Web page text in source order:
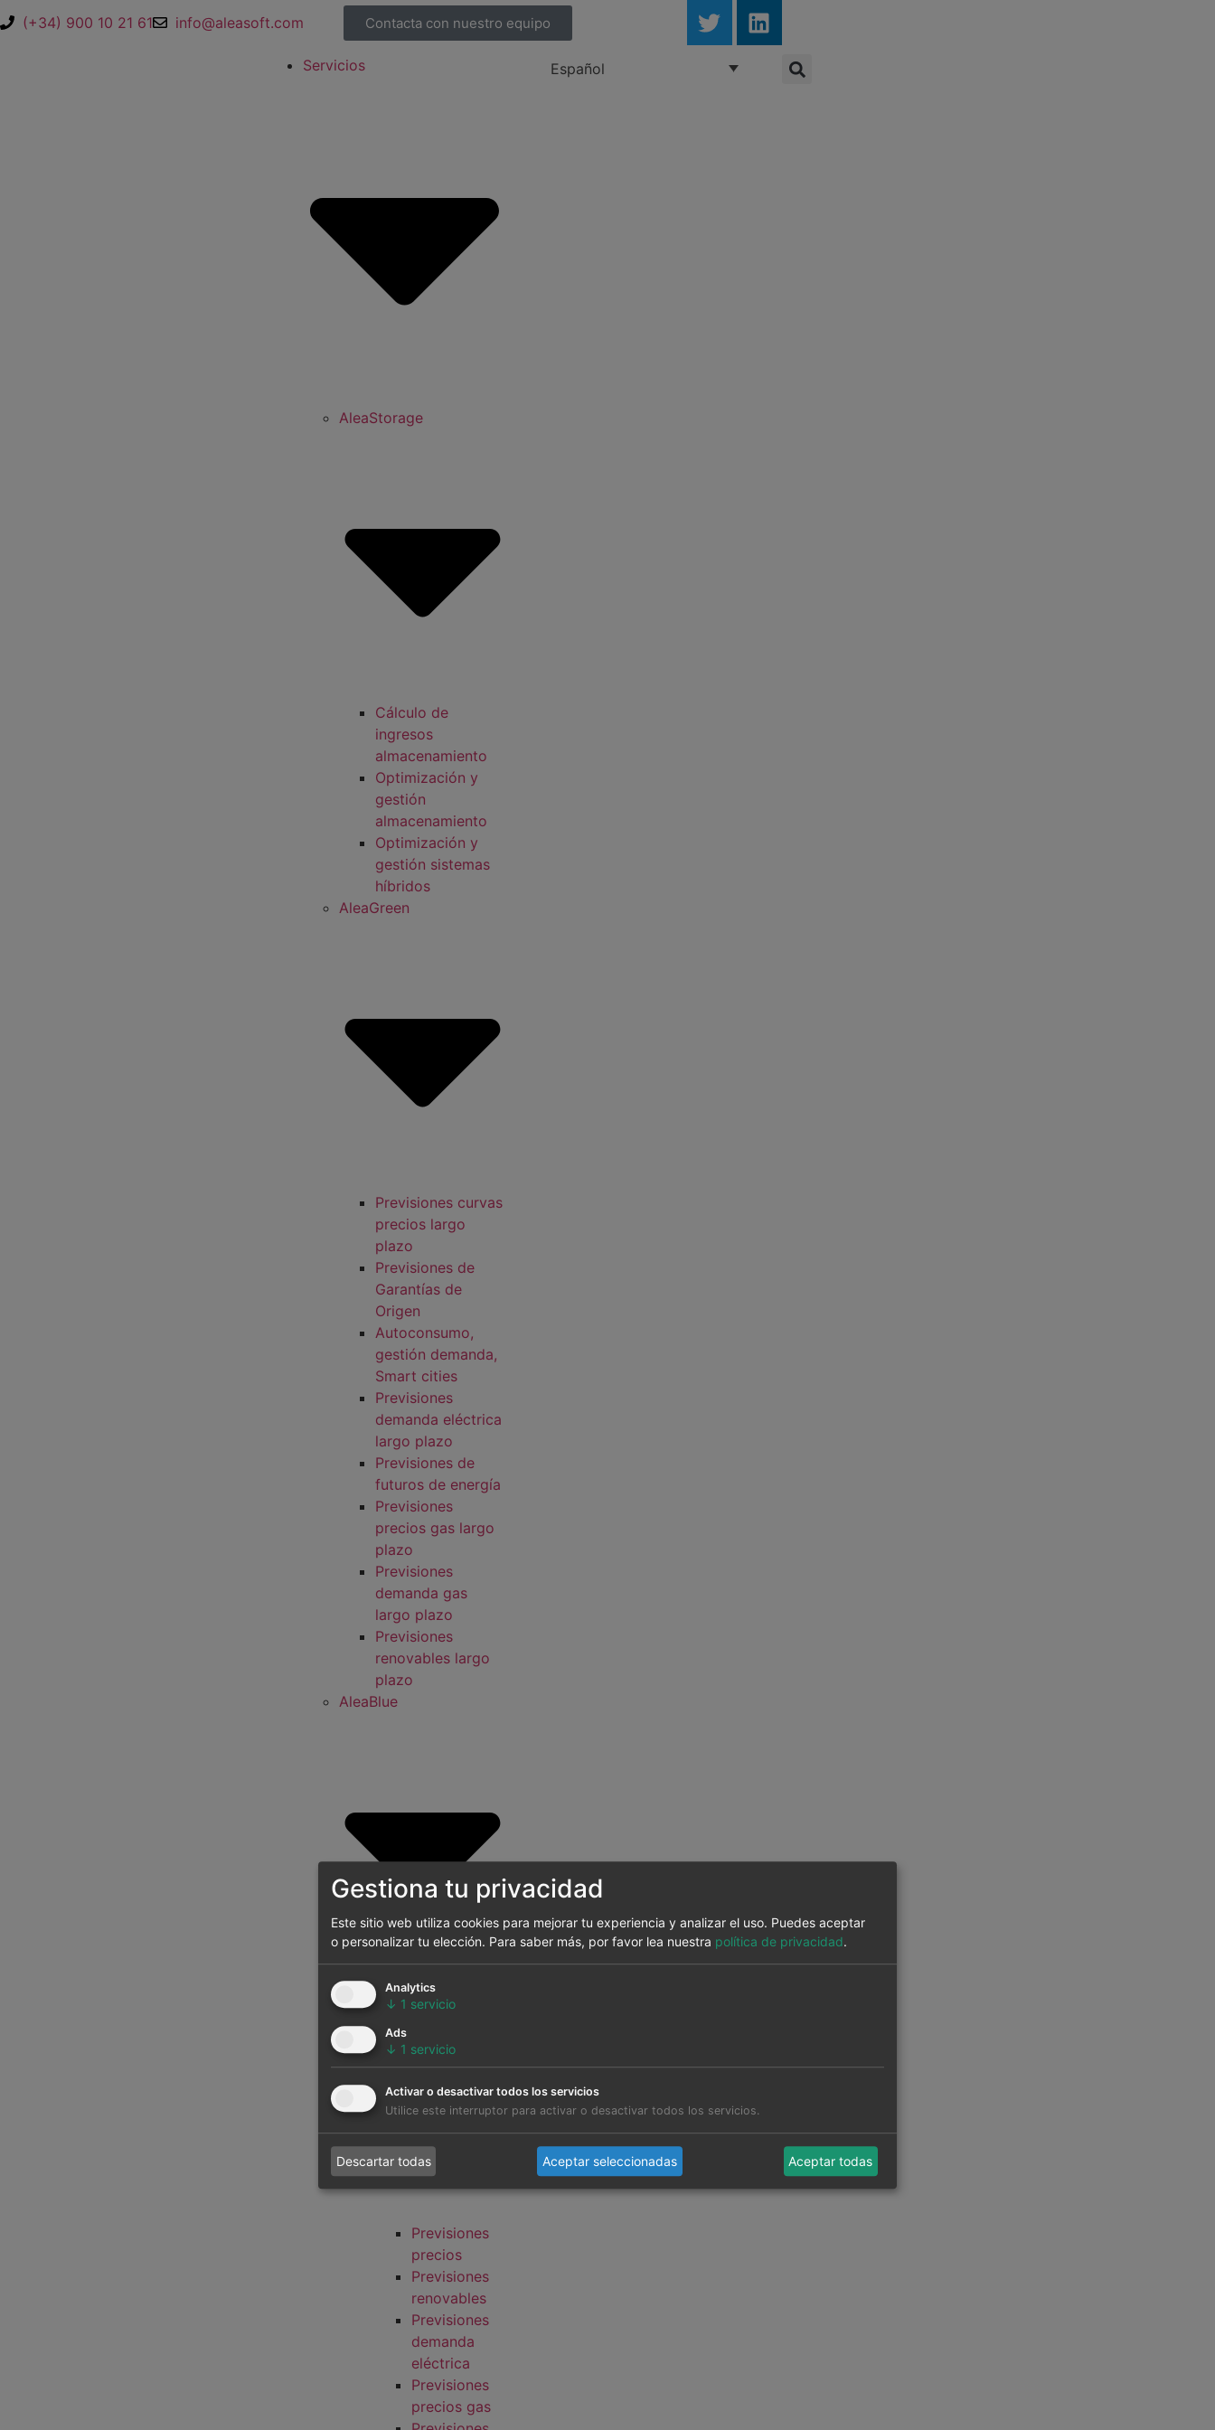
(+34) 900 10 21 61 info@aleasoft.com Contacta con nuestro equipo
Servicios
AleaStorage
Cálculo de
ingresos
almacenamiento
Optimización y
gestión
almacenamiento
Optimización y
gestión sistemas
híbridos
AleaGreen
Previsiones curvas
precios largo
plazo
Previsiones de
Garantías de
Origen
Autoconsumo,
gestión demanda,
Smart cities
Previsiones
demanda eléctrica
largo plazo
Previsiones de
futuros de energía
Previsiones
precios gas largo
plazo
Previsiones
demanda gas
largo plazo
Previsiones
renovables largo
plazo
AleaBlue
Corto plazo
Previsiones
precios
Previsiones
renovables
Previsiones
demanda
eléctrica
Previsiones
precios gas
Español
Gestiona tu privacidad
Este sitio web utiliza cookies para mejorar tu experiencia y analizar el uso. Puedes aceptar
o personalizar tu elección. Para saber más, por favor lea nuestra política de privacidad.
Analytics
↓ 1 servicio
Ads
↓ 1 servicio
Activar o desactivar todos los servicios
Utilice este interruptor para activar o desactivar todos los servicios.
Descartar todas Aceptar seleccionadas Aceptar todas